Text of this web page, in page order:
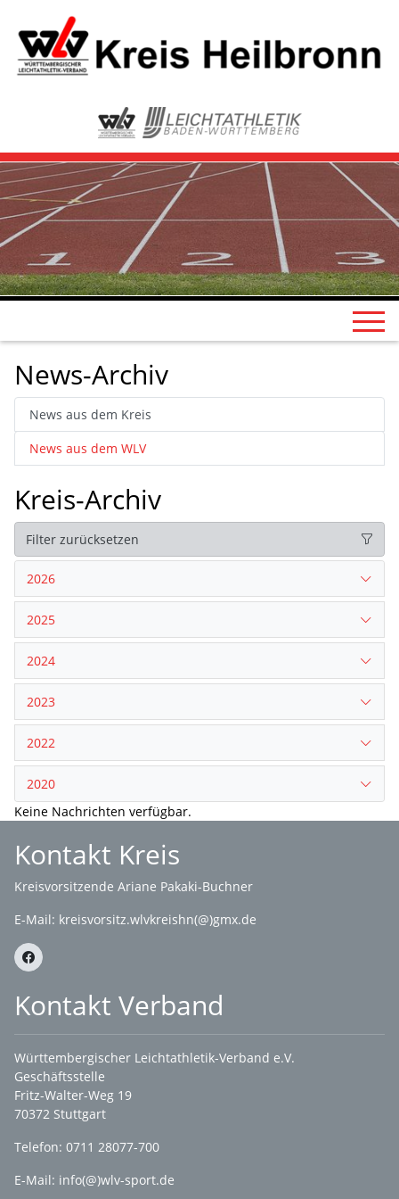
News-Archiv
News aus dem Kreis
News aus dem WLV
Kreis-Archiv
Filter zurücksetzen
2026
2025
2024
2023
2022
2020
Keine Nachrichten verfügbar.
Kontakt Kreis
Kreisvorsitzende Ariane Pakaki-Buchner
E-Mail: kreisvorsitz.wlvkreishn(@)gmx.de
Kontakt Verband
Württembergischer Leichtathletik-Verband e.V.
Geschäftsstelle
Fritz-Walter-Weg 19
70372 Stuttgart
Telefon: 0711 28077-700
E-Mail: info(@)wlv-sport.de